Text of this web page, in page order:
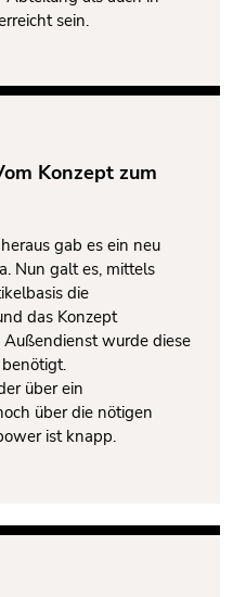
sein.
Konzept zum
gab es ein neu
Nun galt es, mittels
die
das Konzept
wurde diese
über ein
über die nötigen
ist knapp.